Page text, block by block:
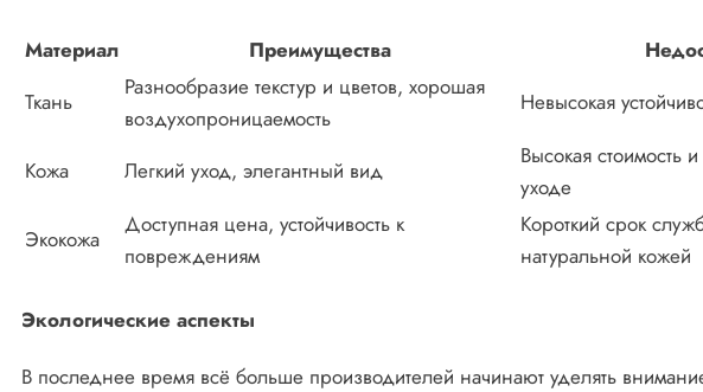
Материал Преимущества
Ткань
Разнообразие текстур и цветов, хорошая
воздухопроницаемость
Невысокая
Кожа Легкий уход, элегантный вид
Высокая стоимость
уходе
Экокожа
Доступная цена, устойчивость к
повреждениям
Короткий срок
натуральной кожей
Экологические аспекты
В последнее время всё больше производителей начинают уделять